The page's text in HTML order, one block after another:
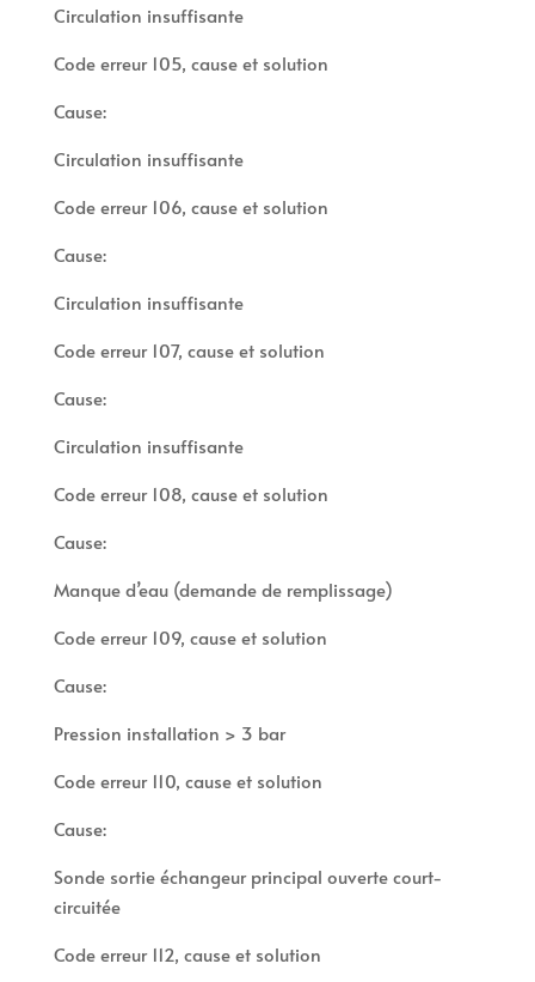
Circulation insuffisante
Code erreur 105, cause et solution
Cause:
Circulation insuffisante
Code erreur 106, cause et solution
Cause:
Circulation insuffisante
Code erreur 107, cause et solution
Cause:
Circulation insuffisante
Code erreur 108, cause et solution
Cause:
Manque d’eau (demande de remplissage)
Code erreur 109, cause et solution
Cause:
Pression installation > 3 bar
Code erreur 110, cause et solution
Cause:
Sonde sortie échangeur principal ouverte court-
circuitée
Code erreur 112, cause et solution